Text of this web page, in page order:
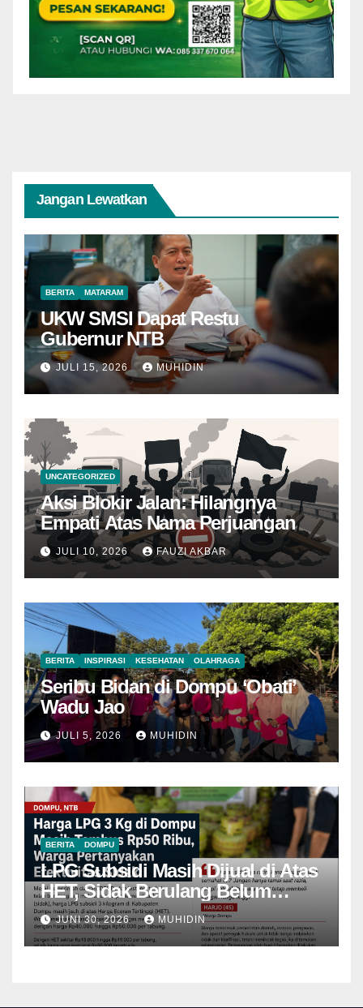
Jangan Lewatkan
BERITA MATARAM
UKW SMSI Dapat Restu
Gubernur NTB
JULI 15, 2026 MUHIDIN
UNCATEGORIZED
Aksi Blokir Jalan: Hilangnya
Empati Atas Nama Perjuangan
JULI 10, 2026 FAUZI AKBAR
BERITA INSPIRASI KESEHATAN OLAHRAGA
Seribu Bidan di Dompu ‘Obati’
Wadu Jao
JULI 5, 2026 MUHIDIN
BERITA DOMPU
LPG Subsidi Masih Dijual di Atas
HET, Sidak Berulang Belum
Mampu Menekan Harga
JUNI 30, 2026 MUHIDIN